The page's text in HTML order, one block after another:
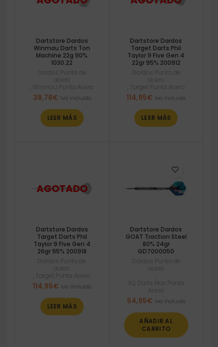
Dartstore Dardos
Winmau Darts Ton
Machine 22g 90%
1030.22
Dardos Punta de
acero
Winmau Punta Acero
38,78€ Iva incluido
LEER MÁS
Dartstore Dardos
Target Darts Phil
Taylor 9 Five Gen 4
22gr 95% 200912
Dardos Punta de
acero
Target Punta Acero
114,95€ Iva incluido
LEER MÁS
Dartstore Dardos
Target Darts Phil
Taylor 9 Five Gen 4
26gr 95% 200918
Dardos Punta de
acero
Target Punta Acero
114,95€ Iva incluido
LEER MÁS
Dartstore Dardos
GOAT Traction Steel
80% 24gr
GD7000050
Dardos Punta de
acero
XQ Darts Max Punta
Acero
54,95€ Iva incluido
AÑADIR AL
CARRITO